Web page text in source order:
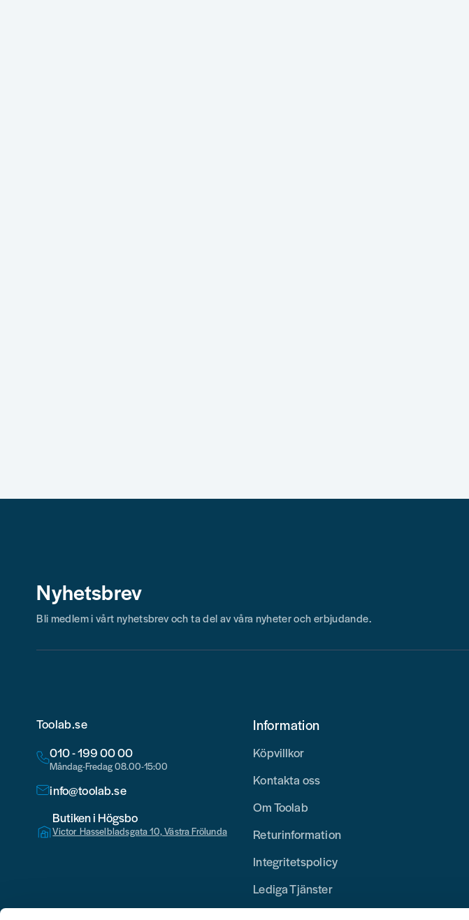
Nyhetsbrev
Bli medlem i vårt nyhetsbrev och ta del av våra nyheter och erbjudande.
Toolab.se
010 - 199 00 00
Måndag-Fredag 08.00-15:00
info@toolab.se
Butiken i Högsbo
Victor Hasselbladsgata 10, Västra Frölunda
Information
Köpvillkor
Kontakta oss
Om Toolab
Returinformation
Integritetspolicy
Lediga Tjänster